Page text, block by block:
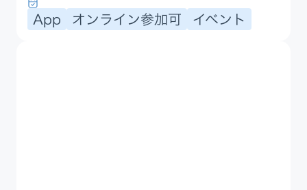
App オンライン参加可 イベント